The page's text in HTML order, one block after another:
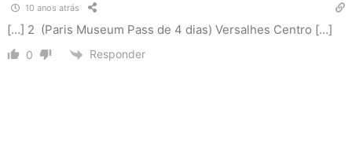
10 anos atrás
[…] 2 (Paris Museum Pass de 4 dias) Versalhes Centro […]
0 Responder